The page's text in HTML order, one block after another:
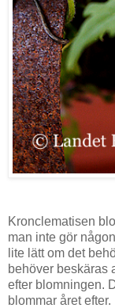
Kronclematisen
man inte gör
lite lätt om det
behöver beskäras
efter blomningen.
blommar året efter.